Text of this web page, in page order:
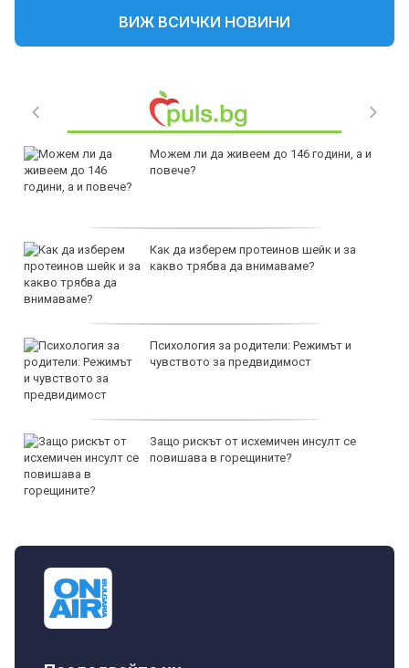
ВИЖ ВСИЧКИ НОВИНИ
Можем ли да живеем до 146 години, а и
повече?
Как да изберем протеинов шейк и за
какво трябва да внимаваме?
Психология за родители: Режимът и
чувството за предвидимост
Защо рискът от исхемичен инсулт се
повишава в горещините?